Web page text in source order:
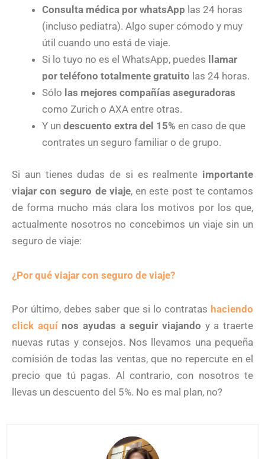
Consulta médica por whatsApp las 24 horas
(incluso pediatra). Algo super cómodo y muy
útil cuando uno está de viaje.
Si lo tuyo no es el WhatsApp, puedes
llamar
por teléfono totalmente gratuito las 24 horas.
Sólo las mejores compañías aseguradoras
como Zurich o AXA entre otras.
Y un descuento extra del 15% en caso de que
contrates un seguro familiar o de grupo.
Si aun tienes dudas de si es realmente importante
viajar con seguro de viaje, en este post te contamos
de forma mucho más clara los motivos por los que,
actualmente nosotros no concebimos un viaje sin un
seguro de viaje:
¿Por qué viajar con seguro de viaje?
Por último, debes saber que si lo contratas haciendo
click aquí nos ayudas a seguir viajando y a traerte
nuevas rutas y consejos. Nos llevamos una pequeña
comisión de todas las ventas, que no repercute en el
precio que tú pagas. Al contrario, con nosotros te
llevas un descuento del 5%. No es mal plan, no?